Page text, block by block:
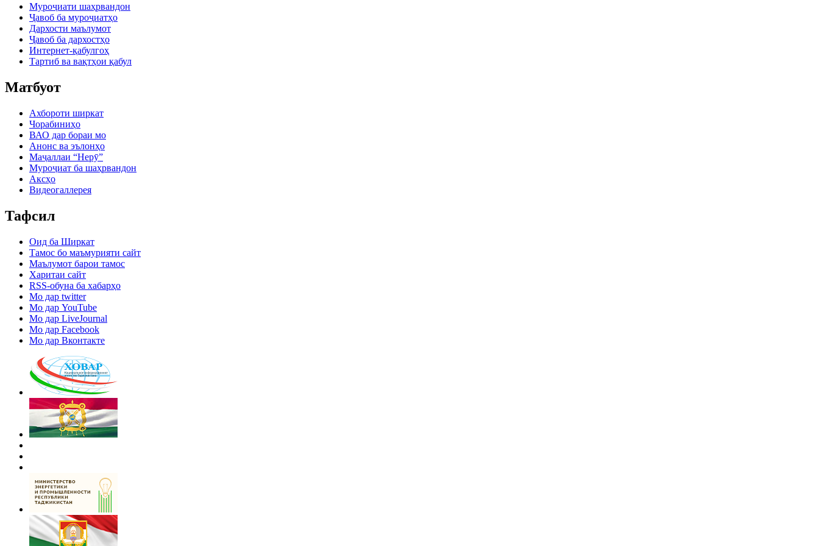
Муроҷиати шаҳрвандон
Ҷавоб ба муроҷиатҳо
Дархости маълумот
Ҷавоб ба дархостҳо
Интернет-қабулгоҳ
Тартиб ва вақтҳои қабул
Матбуот
Ахбороти ширкат
Чорабиниҳо
ВАО дар бораи мо
Анонс ва эълонҳо
Маҷаллаи “Нерӯ”
Муроҷиат ба шаҳрвандон
Аксҳо
Видеогаллерея
Тафсил
Оид ба Ширкат
Тамос бо маъмурияти сайт
Маълумот барои тамос
Харитаи сайт
RSS-обуна ба хабарҳо
Мо дар twitter
Мо дар YouTube
Мо дар LiveJournal
Мо дар Facebook
Мо дар Вконтакте